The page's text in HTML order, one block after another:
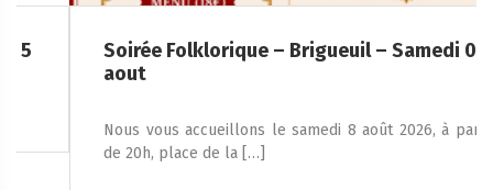
Soirée Folklorique – Brigueuil – Samedi 08
Nous vous accueillons le samedi 8 août 2026, à partir
de 20h, place de la […]